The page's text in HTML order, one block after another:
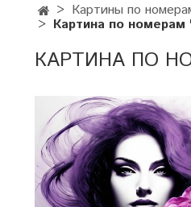
Картины по
Картина по
КАРТИНА ПО